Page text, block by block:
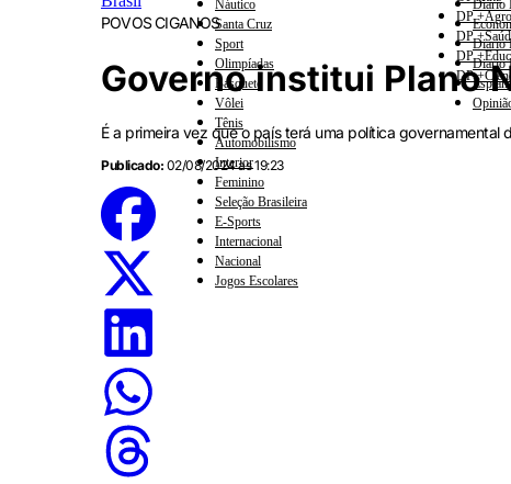
Náutico
Santa Cruz
Sport
Olimpíadas
Basquete
Vôlei
Tênis
Automobilismo
Interior
Feminino
Seleção Brasileira
E-Sports
Internacional
Nacional
Jogos Escolares
DP +Agro
DP
DP
DP
Diario
Diario
Diario
POVOS CIGANOS
Governo institui Plano
É a primeira vez que o país terá uma política
Publicado: 02/08/2024 às 19:23